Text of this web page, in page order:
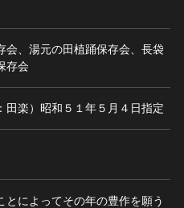
、湯元の田植踊保存会、長袋
存会
田楽）昭和５１年５月４日指定
によってその年の豊作を願う